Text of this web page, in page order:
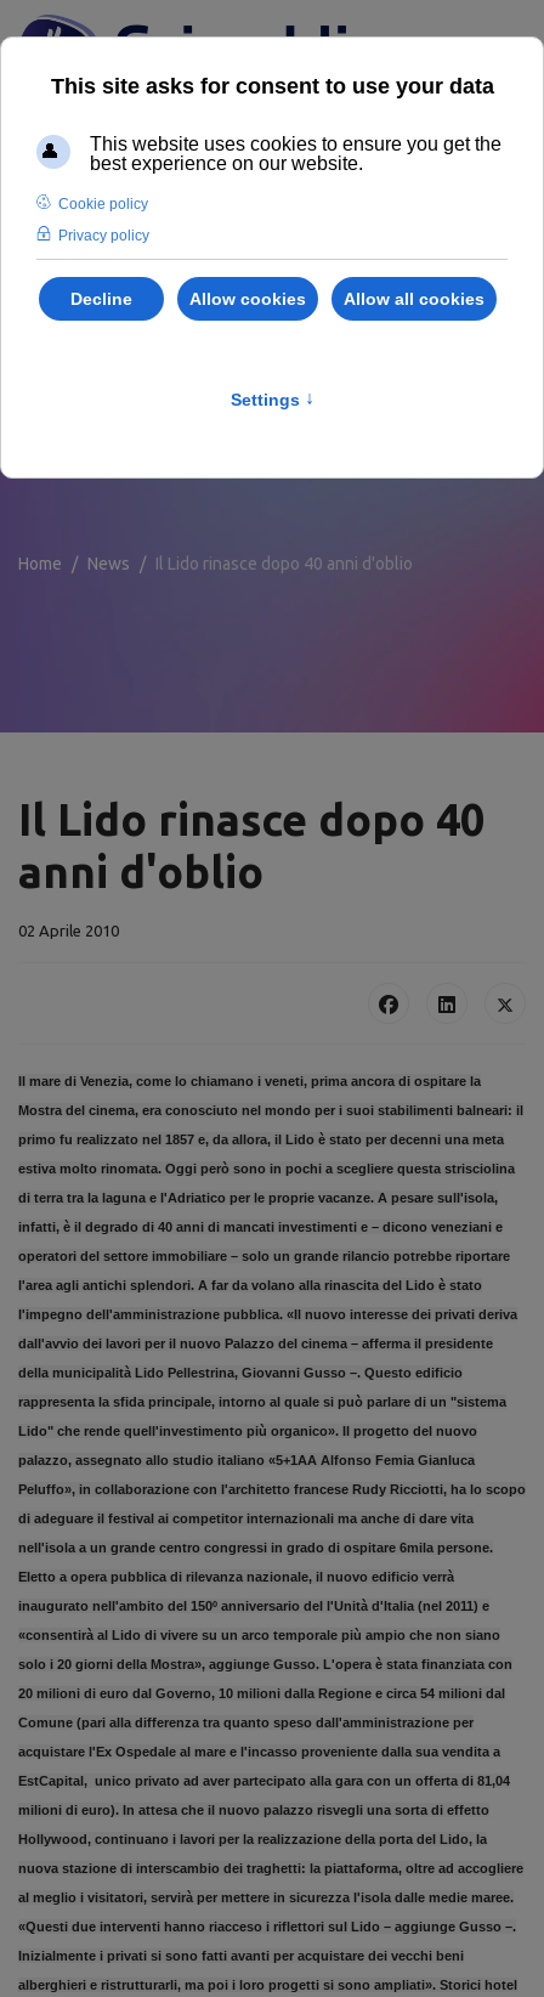
News dal Mercato
Immobiliare
Home News Il Lido rinasce dopo 40 anni d'oblio
Il Lido rinasce dopo 40
anni d'oblio
02 Aprile 2010
Il mare di Venezia, come lo chiamano i veneti, prima ancora di ospitare la
Mostra del cinema, era conosciuto nel mondo per i suoi stabilimenti balneari: il
primo fu realizzato nel 1857 e, da allora, il Lido è stato per decenni una meta
estiva molto rinomata. Oggi però sono in pochi a scegliere questa strisciolina
di terra tra la laguna e l'Adriatico per le proprie vacanze. A pesare sull'isola,
infatti, è il degrado di 40 anni di mancati investimenti e – dicono veneziani e
operatori del settore immobiliare – solo un grande rilancio potrebbe riportare
l'area agli antichi splendori. A far da volano alla rinascita del Lido è stato
l'impegno dell'amministrazione pubblica. «Il nuovo interesse dei privati deriva
dall'avvio dei lavori per il nuovo Palazzo del cinema – afferma il presidente
della municipalità Lido Pellestrina, Giovanni Gusso –. Questo edificio
rappresenta la sfida principale, intorno al quale si può parlare di un "sistema
Lido" che rende quell'investimento più organico». Il progetto del nuovo
palazzo, assegnato allo studio italiano «5+1AA Alfonso Femia Gianluca
Peluffo», in collaborazione con l'architetto francese Rudy Ricciotti, ha lo scopo
di adeguare il festival ai competitor internazionali ma anche di dare vita
nell'isola a un grande centro congressi in grado di ospitare 6mila persone.
Eletto a opera pubblica di rilevanza nazionale, il nuovo edificio verrà
inaugurato nell'ambito del 150º anniversario del l'Unità d'Italia (nel 2011) e
«consentirà al Lido di vivere su un arco temporale più ampio che non siano
solo i 20 giorni della Mostra», aggiunge Gusso. L'opera è stata finanziata con
20 milioni di euro dal Governo, 10 milioni dalla Regione e circa 54 milioni dal
Comune (pari alla differenza tra quanto speso dall'amministrazione per
acquistare l'Ex Ospedale al mare e l'incasso proveniente dalla sua vendita a
EstCapital, unico privato ad aver partecipato alla gara con un offerta di 81,04
milioni di euro). In attesa che il nuovo palazzo risvegli una sorta di effetto
Hollywood, continuano i lavori per la realizzazione della porta del Lido, la
nuova stazione di interscambio dei traghetti: la piattaforma, oltre ad accogliere
al meglio i visitatori, servirà per mettere in sicurezza l'isola dalle medie maree.
«Questi due interventi hanno riacceso i riflettori sul Lido – aggiunge Gusso –.
Inizialmente i privati si sono fatti avanti per acquistare dei vecchi beni
alberghieri e ristrutturarli, ma poi i loro progetti si sono ampliati». Storici hotel